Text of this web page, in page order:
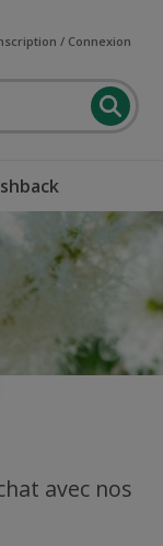
/ Connexion
avec nos